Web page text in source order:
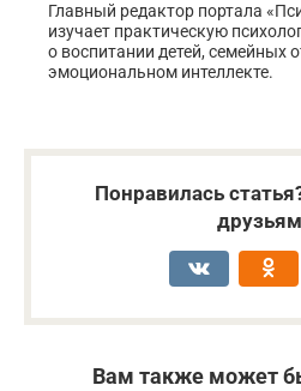
Главный редактор портала
изучает практическую
о воспитании детей, семейных
эмоциональном интеллекте.
Понравилась
Вам также может